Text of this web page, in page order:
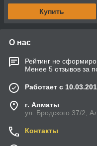
Купить
О нас
Рейтинг не
Менее 5 отзывов за
Работает с
г. Алматы
ул. Бродского 37/2,
Контакты